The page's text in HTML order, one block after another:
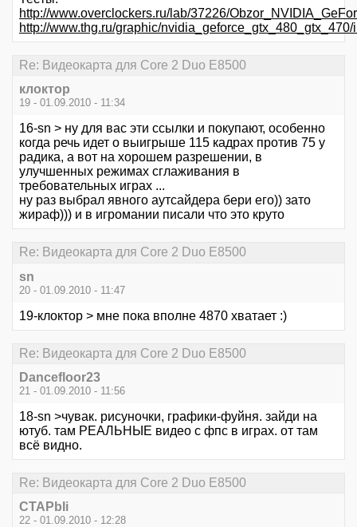
http://www.overclockers.ru/lab/37226/
http://www.thg.ru/graphic/nvidia_geforce_gtx_480_gtx_470/
Re: Видеокарта для Core 2 Duo E8500
клоктор
19 - 01.09.2010 - 11:34
16-sn > ну для вас эти ссылки и покупают, особенно
когда речь идет о выигрыше 115 кадрах против 75 у
радика, а вот на хорошем разрешении, в
улучшенных режимах сглаживания в
требовательных играх ...
ну раз выбрал явного аутсайдера бери его)) зато
жираф))) и в игромании писали что это круто
Re: Видеокарта для Core 2 Duo E8500
sn
20 - 01.09.2010 - 11:47
19-клоктор > мне пока вполне 4870 хватает :)
Re: Видеокарта для Core 2 Duo E8500
Dancefloor23
21 - 01.09.2010 - 11:56
18-sn >чувак. рисуночки, графики-фуйня. зайди на
ютуб. там РЕАЛЬНЫЕ видео с фпс в играх. от там
всё видно.
Re: Видеокарта для Core 2 Duo E8500
CTAPbIi
22 - 01.09.2010 - 12:28